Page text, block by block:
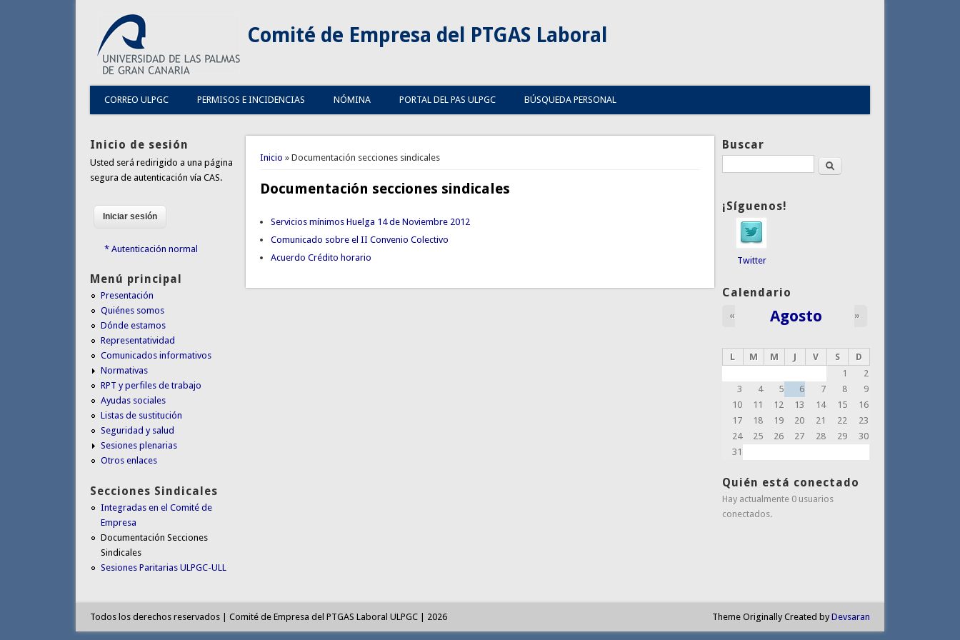
Comité de Empresa del PTGAS Laboral
CORREO ULPGC PERMISOS E INCIDENCIAS NÓMINA PORTAL DEL PAS ULPGC BÚSQUEDA PERSONAL
Usted está aquí
Inicio » Documentación secciones sindicales
Documentación secciones sindicales
Servicios mínimos Huelga 14 de Noviembre 2012
Comunicado sobre el II Convenio Colectivo
Acuerdo Crédito horario
Inicio de sesión
Usted será redirigido a una página
segura de autenticación vía CAS.
* Autenticación normal
Menú principal
Presentación
Quiénes somos
Dónde estamos
Representatividad
Comunicados informativos
Normativas
RPT y perfiles de trabajo
Ayudas sociales
Listas de sustitución
Seguridad y salud
Sesiones plenarias
Otros enlaces
Secciones Sindicales
Integradas en el Comité de
Empresa
Documentación Secciones
Sindicales
Sesiones Paritarias ULPGC-ULL
Buscar
Buscar
¡Síguenos!
Twitter
Calendario
Agosto
« »
L M M J V S
D
1
2
3
4 5 6 7 8
9
10
11 12 13 14 15
16
17
18 19 20 21 22
23
24
25 26 27 28 29
30
31
Quién está conectado
Hay actualmente 0 usuarios
conectados.
Todos los derechos reservados | Comité de Empresa del PTGAS Laboral ULPGC | 2026 Theme Originally Created byDevsaran